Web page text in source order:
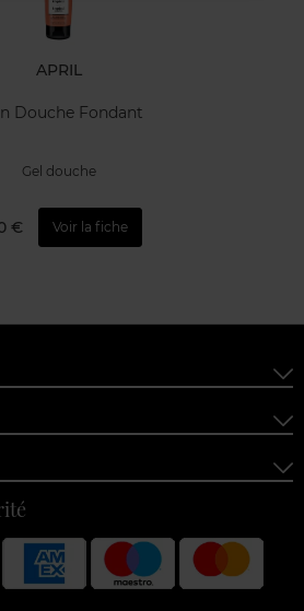
APRIL
Douche Fondant
Gel douche
€ Voir la fiche